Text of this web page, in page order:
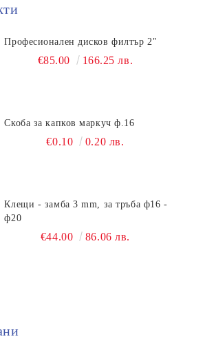
Професионален дисков филтър 2"
€85.00 166.25 лв.
Скоба за капков маркуч ф.16
€0.10 0.20 лв.
Клещи - замба 3 mm, за тръба ф16 -
ф20
€44.00 86.06 лв.